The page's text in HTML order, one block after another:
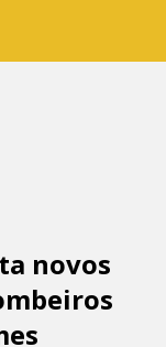
novos